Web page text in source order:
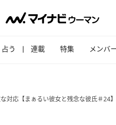
占う 連載 特集 メンバ
応【まぁるい彼女と残念な彼氏＃24】